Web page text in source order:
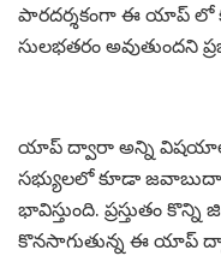
పారదర్శకంగా ఈ యాప్ లో
సులభతరం అవుతుందని
యాప్ ద్వారా అన్ని
సభ్యులలో కూడా
భావిస్తుంది. ప్రస్తుతం
కొనసాగుతున్న ఈ యాప్